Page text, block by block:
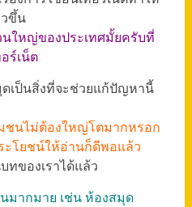
วขึ้น
ใหญ่ของประเทศมั้ยครับที่
ร์เน็ต
เป็นสิ่งที่จะช่วยแก้ปัญหานี้
ชนไม่ต้องใหญ่โตมากหรอก
โยชน์ให้อ่านก็ดีพอแล้ว
ทของเราได้แล้ว
มากมาย เช่น ห้องสมุด